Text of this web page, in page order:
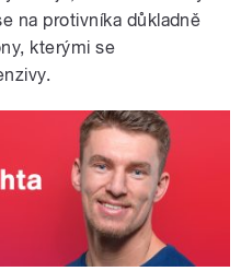
na protivníka důkladně
kterými se